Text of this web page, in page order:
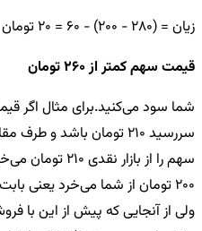
زیان = (280 - 200) - 60 = 20 تومان
قیمت سهم کمتر از 260 تومان
شما سود می‌کنید.برای مثال اگر
سررسید 210 تومان باشد و
سهم را از بازار
ولی از آنجایی که پیش از این با